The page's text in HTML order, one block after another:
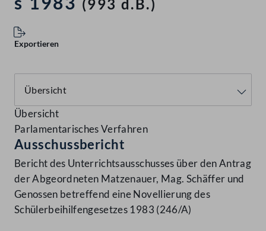
(993 d.B.)
Exportieren
Übersicht
Parlamentarisches Verfahren
Ausschussbericht
Bericht des Unterrichtsausschusses über den Antrag
der Abgeordneten Matzenauer, Mag. Schäffer und
Genossen betreffend eine Novellierung des
Schülerbeihilfengesetzes 1983 (246/A)